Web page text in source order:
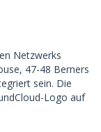
Netzwerks
47-48 Berners
sein. Die
Logo auf